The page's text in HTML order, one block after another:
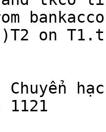
on
Chuyển